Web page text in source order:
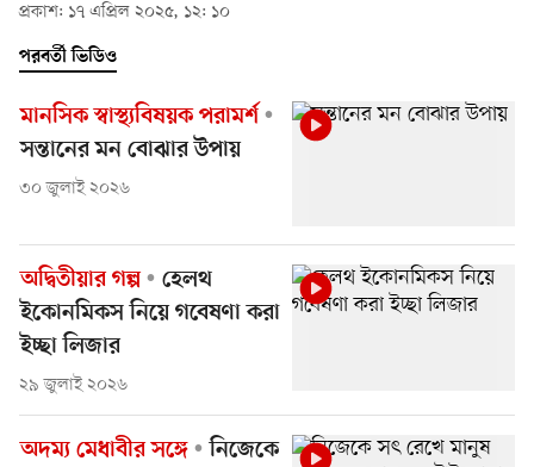
প্রকাশ: ১৭ এপ্রিল ২০২৫, ১২: ১০
পরবর্তী ভিডিও
মানসিক স্বাস্থ্যবিষয়ক পরামর্শ
সন্তানের মন বোঝার উপায়
৩০ জুলাই ২০২৬
অদ্বিতীয়ার গল্প
হেলথ
ইকোনমিকস নিয়ে গবেষণা করা
ইচ্ছা লিজার
২৯ জুলাই ২০২৬
অদম্য মেধাবীর সঙ্গে
নিজেকে